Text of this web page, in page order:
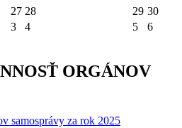
27 28 29 30
3 4 5
6
ORGÁNOV
samosprávy za rok 2025